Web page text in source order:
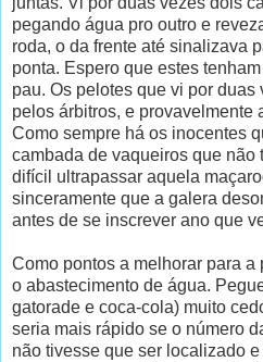
pegando água pro outro e
roda, o da frente até sinalizava
ponta. Espero que estes
pau. Os pelotes que vi por
pelos árbitros, e provavelmente
Como sempre há os inocentes
cambada de vaqueiros que não
difícil ultrapassar aquela
sinceramente que a galera
antes de se inscrever ano que
Como pontos a melhorar para a
o abastecimento de água.
gatorade e coca-cola) muito
seria mais rápido se o número
não tivesse que ser localizado